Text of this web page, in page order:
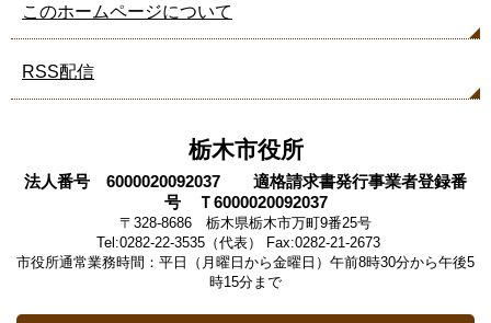
このホームページについて
RSS配信
栃木市役所
法人番号 6000020092037 適格請求書発行事業者登録番
号 Ｔ6000020092037
〒328-8686 栃木県栃木市万町9番25号
Tel:0282-22-3535（代表） Fax:0282-21-2673
市役所通常業務時間：平日（月曜日から金曜日）午前8時30分から午後5
時15分まで